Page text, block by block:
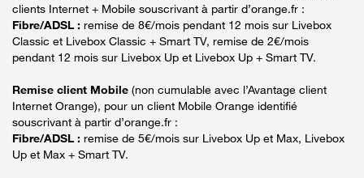
clients Internet + Mobile souscrivant à partir d’orange.fr :
Fibre/ADSL : remise de 8€/mois pendant 12 mois sur Livebox
Classic et Livebox Classic + Smart TV, remise de 2€/mois
pendant 12 mois sur Livebox Up et Livebox Up + Smart TV.
Remise client Mobile (non cumulable avec l’Avantage client
Internet Orange), pour un client Mobile Orange identifié
souscrivant à partir d’orange.fr :
Fibre/ADSL : remise de 5€/mois sur Livebox Up et Max, Livebox
Up et Max + Smart TV.